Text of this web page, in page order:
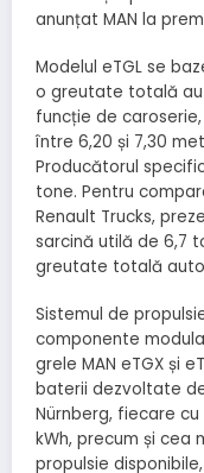
anunțat MAN la
Modelul eTGL se
o greutate totală
funcție de
între 6,20 și 7,30
Producătorul
tone. Pentru
Renault Trucks,
sarcină utilă de 6,7
greutate totală
Sistemul de
componente
grele MAN eTGX și
baterii dezvoltate
Nürnberg, fiecare
kWh, precum și cea
propulsie